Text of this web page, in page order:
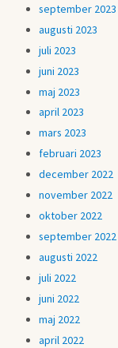
september 2023
augusti 2023
juli 2023
juni 2023
maj 2023
april 2023
mars 2023
februari 2023
december 2022
november 2022
oktober 2022
september 2022
augusti 2022
juli 2022
juni 2022
maj 2022
april 2022